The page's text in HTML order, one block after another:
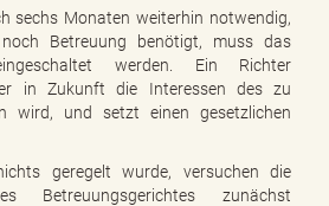
sechs Monaten weiterhin notwendig,
Betreuung benötigt, muss das
werden. Ein Richter
in Zukunft die Interessen des zu
wird, und setzt einen gesetzlichen
geregelt wurde, versuchen die
Betreuungsgerichtes zunächst